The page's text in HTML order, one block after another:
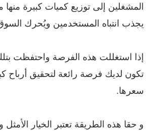
المشغلين إلى توزيع كميات كبيرة منها
يجذب انتباه المستخدمين ويُحرك
إذا استغللت هذه الفرصة واحتفظت
تكون لديك فرصة رائعة لتحقيق أرباح
سعرها.
و حقا هذه الطريقة تعتبر الخيار